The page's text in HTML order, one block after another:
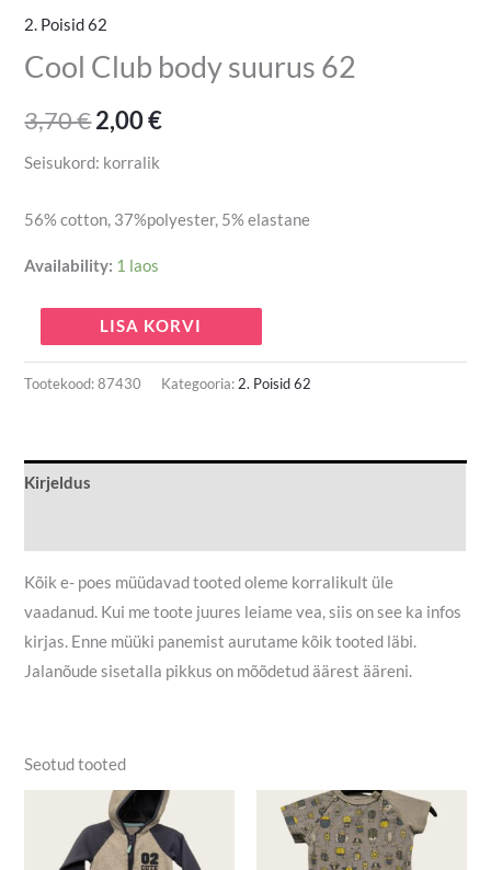
2. Poisid 62
Cool Club body suurus 62
3,70€2,00€
Seisukord: korralik
56% cotton, 37%polyester, 5% elastane
Availability: 1 laos
LISA KORVI
Tootekood:87430 Kategooria: 2. Poisid 62
Kirjeldus
Kõik e- poes müüdavad tooted oleme korralikult üle
vaadanud. Kui me toote juures leiame vea, siis on see ka infos
kirjas. Enne müüki panemist aurutame kõik tooted läbi.
Jalanõude sisetalla pikkus on mõõdetud äärest ääreni.
Seotud tooted